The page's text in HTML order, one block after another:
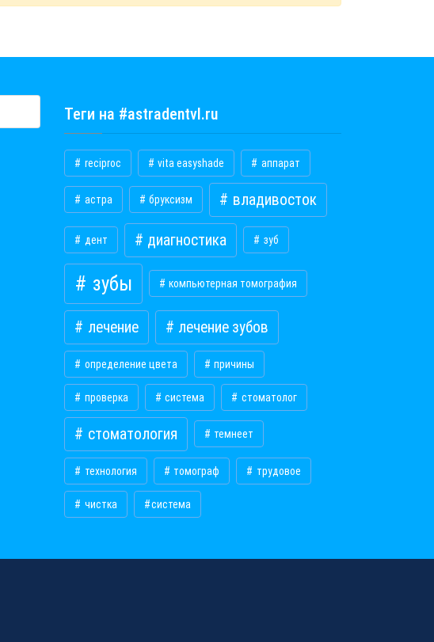
Теги на #astradentvl.ru
reciproc vita easyshade аппарат
астра бруксизм владивосток
дент диагностика зуб
зубы компьютерная томография
лечение лечение зубов
определение цвета причины
проверка система стоматолог
стоматология темнеет
технология томограф трудовое
чистка ​система